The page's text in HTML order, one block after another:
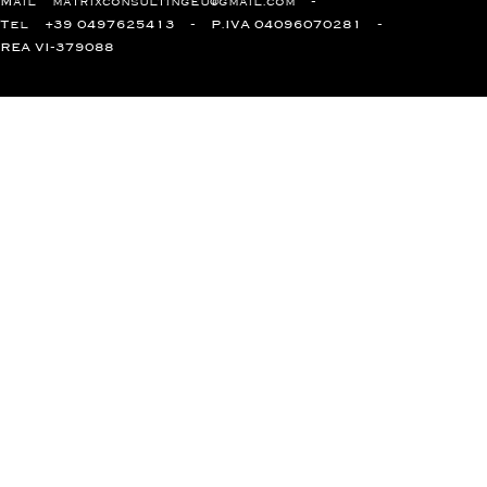
Tel +39 0497625413 P.IVA 04096070281
REA VI-379088